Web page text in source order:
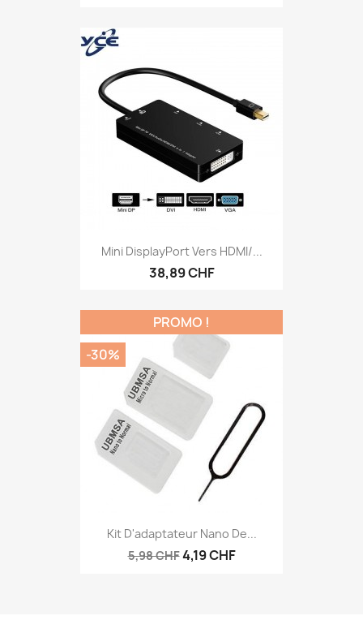
Mini DisplayPort Vers HDMI/...
38,89 CHF
Kit D'adaptateur Nano De...
5,98 CHF4,19 CHF
PROMO !
-30%